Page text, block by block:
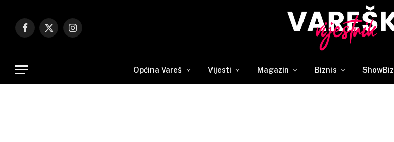
Facebook
X
Instagram
Općina Vareš Vijesti Magazin Biznis ShowBiz